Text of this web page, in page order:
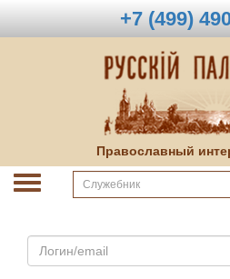
+7 (499)
Православный
Email